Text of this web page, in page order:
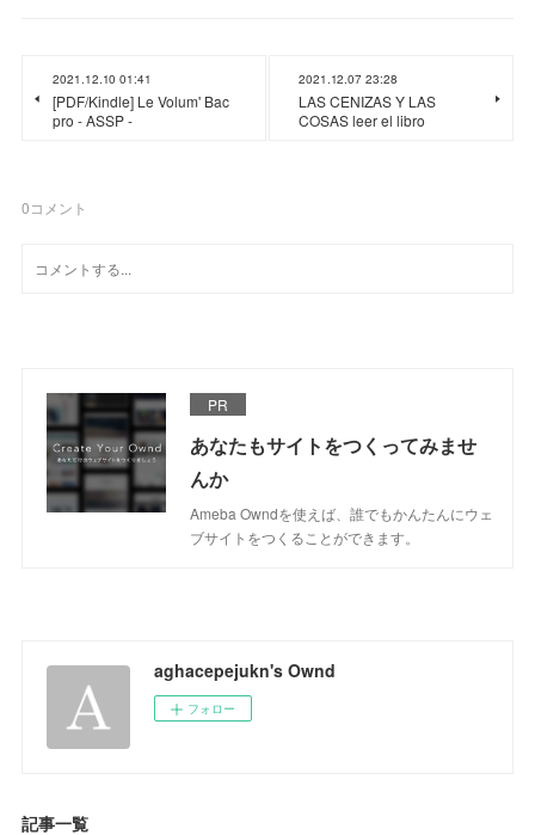
2021.12.10 01:41
[PDF/Kindle] Le Volum' Bac
pro - ASSP -
2021.12.07 23:28
LAS CENIZAS Y LAS
COSAS leer el libro
0コメント
PR
あなたもサイトをつくってみませ
んか
Ameba Owndを使えば、誰でもかんたんにウェ
ブサイトをつくることができます。
aghacepejukn's Ownd
フォロー
記事一覧